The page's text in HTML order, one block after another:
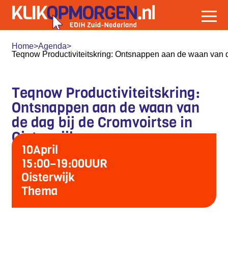
Home>Agenda>
Teqnow Productiviteitskring: Ontsnappen aan de waan
Teqnow Productiviteitskring:
Ontsnappen aan de waan van
de dag bij de Cromvoirtse in
Oisterwijk
10April
15:00–19:00UUR
Oisterwijk
Thema